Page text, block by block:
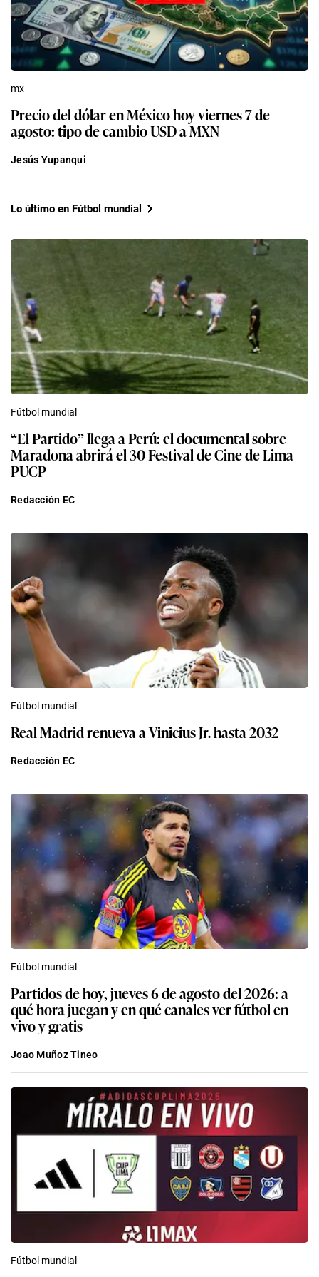
mx
Precio del dólar en México hoy viernes 7 de
agosto: tipo de cambio USD a MXN
Jesús Yupanqui
Lo último en Fútbol mundial
Fútbol mundial
“El Partido” llega a Perú: el documental sobre
Maradona abrirá el 30 Festival de Cine de Lima
PUCP
Redacción EC
Fútbol mundial
Real Madrid renueva a Vinicius Jr. hasta 2032
Redacción EC
Fútbol mundial
Partidos de hoy, jueves 6 de agosto del 2026: a
qué hora juegan y en qué canales ver fútbol en
vivo y gratis
Joao Muñoz Tineo
Fútbol mundial